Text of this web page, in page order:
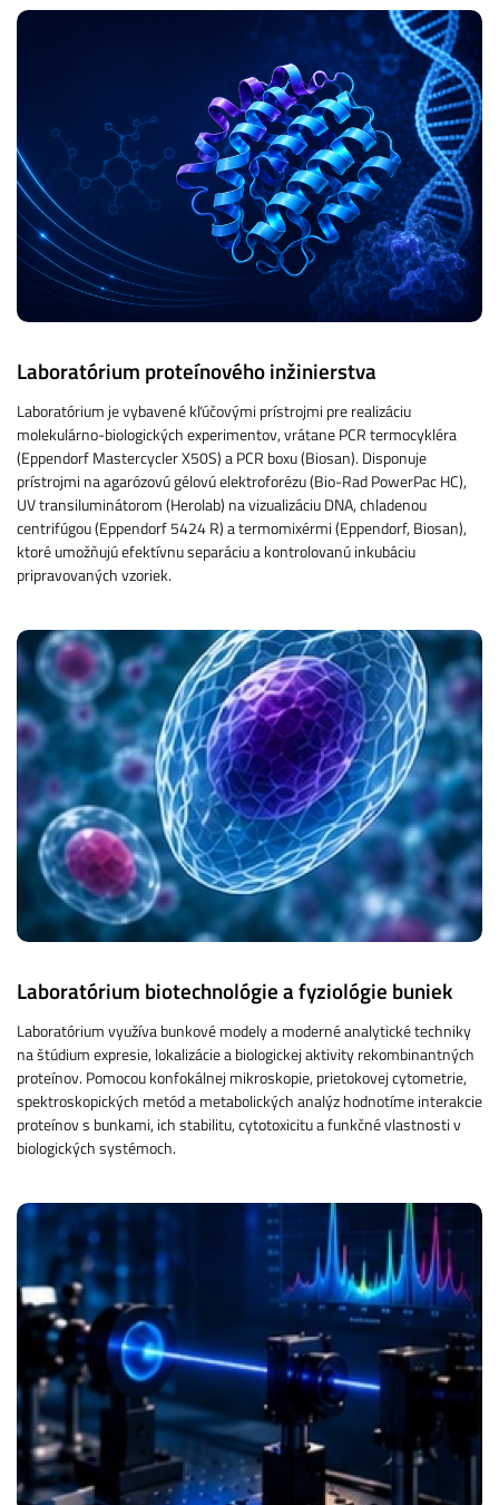
Laboratórium proteínového inžinierstva
Laboratórium je vybavené kľúčovými prístrojmi pre realizáciu
molekulárno-biologických experimentov, vrátane PCR termocykléra
(Eppendorf Mastercycler X50S) a PCR boxu (Biosan). Disponuje
prístrojmi na agarózovú gélovú elektroforézu (Bio-Rad PowerPac HC),
UV transiluminátorom (Herolab) na vizualizáciu DNA, chladenou
centrifúgou (Eppendorf 5424 R) a termomixérmi (Eppendorf, Biosan),
ktoré umožňujú efektívnu separáciu a kontrolovanú inkubáciu
pripravovaných vzoriek.
Laboratórium biotechnológie a fyziológie buniek
Laboratórium využíva bunkové modely a moderné analytické techniky
na štúdium expresie, lokalizácie a biologickej aktivity rekombinantných
proteínov. Pomocou konfokálnej mikroskopie, prietokovej cytometrie,
spektroskopických metód a metabolických analýz hodnotíme interakcie
proteínov s bunkami, ich stabilitu, cytotoxicitu a funkčné vlastnosti v
biologických systémoch.